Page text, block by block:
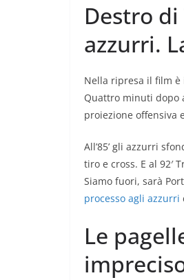
Destro
azzurri.
Nella ripresa il film è
Quattro minuti dopo
proiezione offensiva
All’85’ gli azzurri
tiro e cross. E al 92′
Siamo fuori, sarà
processo agli azzurri
Le